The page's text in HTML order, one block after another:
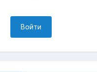
Войти